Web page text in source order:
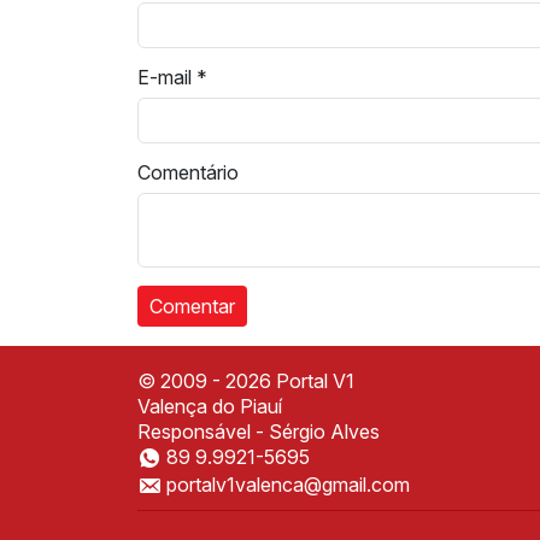
E-mail *
Comentário
© 2009 - 2026 Portal V1
Valença do Piauí
Responsável - Sérgio Alves
89 9.9921-5695
portalv1valenca@gmail.com